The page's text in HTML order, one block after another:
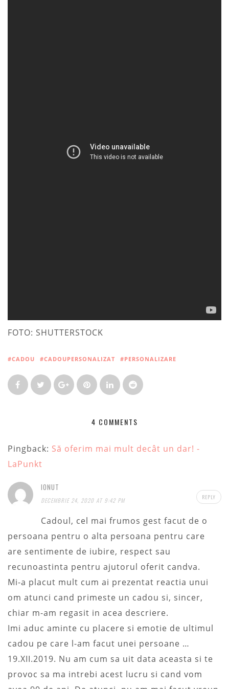
FOTO: SHUTTERSTOCK
#CADOU #CADOUPERSONALIZAT #PERSONALIZARE
4 COMMENTS
Pingback: Să oferim mai mult decât un dar! -
LaPunkt
IONUT
DECEMBRIE 24, 2020 AT 9:42 PM REPLY
Cadoul, cel mai frumos gest facut de o
persoana pentru o alta persoana pentru care
are sentimente de iubire, respect sau
recunoastinta pentru ajutorul oferit candva.
Mi-a placut mult cum ai prezentat reactia unui
om atunci cand primeste un cadou si, sincer,
chiar m-am regasit in acea descriere.
Imi aduc aminte cu placere si emotie de ultimul
cadou pe care l-am facut unei persoane …
19.XII.2019. Nu am cum sa uit data aceasta si te
provoc sa ma intrebi acest lucru si cand vom